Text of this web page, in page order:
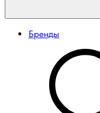
Бренды